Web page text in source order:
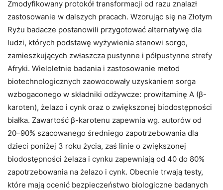
Zmodyfikowany protokół transformacji od razu znalazł
zastosowanie w dalszych pracach. Wzorując się na Złotym
Ryżu badacze postanowili przygotować alternatywę dla
ludzi, których podstawę wyżywienia stanowi sorgo,
zamieszkujących zwłaszcza pustynne i półpustynne strefy
Afryki. Wieloletnie badania i zastosowanie metod
biotechnologicznych zaowocowały uzyskaniem sorga
wzbogaconego w składniki odżywcze: prowitaminę A (β-
karoten), żelazo i cynk oraz o zwiększonej biodostępności
białka. Zawartość β-karotenu zapewnia wg. autorów od
20–90% szacowanego średniego zapotrzebowania dla
dzieci poniżej 3 roku życia, zaś linie o zwiększonej
biodostępności żelaza i cynku zapewniają od 40 do 80%
zapotrzebowania na żelazo i cynk. Obecnie trwają testy,
które mają ocenić bezpieczeństwo biologiczne badanych